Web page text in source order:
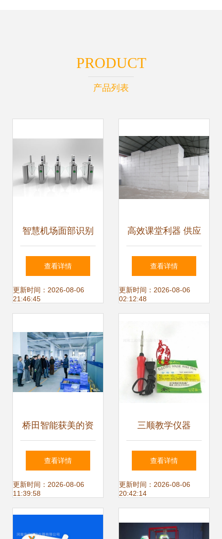
PRODUCT
产品列表
智慧机场面部识别
系统
查看详情
更新时间：2026-08-06
21:46:45
高效课堂利器 供应
射频翻页激光笔教
鞭GF400全面解析
查看详情
更新时间：2026-08-06
02:12:48
桥田智能获美的资
本数千万战略投资,
基于市场需求上新
多款机器人末端设
查看详情
更新时间：2026-08-06
11:39:58
三顺教学仪器
81024电烙铁 数理
化教学中的精确加
查看详情
更新时间：2026-08-06
20:42:14